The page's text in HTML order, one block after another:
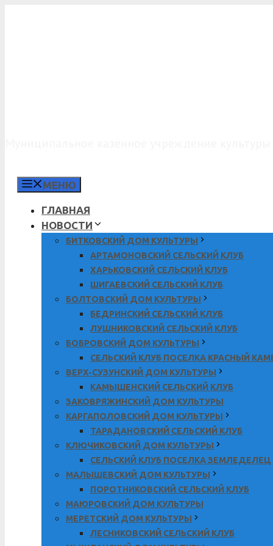
МЕНЮ
ГЛАВНАЯ
НОВОСТИ
БИТКОВСКИЙ ДОМ КУЛЬТУРЫ
АРТАМОНОВСКИЙ СЕЛЬСКИЙ КЛУБ
ХАРЬКОВСКИЙ СЕЛЬСКИЙ КЛУБ
ШИГАЕВСКИЙ СЕЛЬСКИЙ КЛУБ
БОЛТОВСКИЙ ДОМ КУЛЬТУРЫ
БЕДРИНСКИЙ СЕЛЬСКИЙ КЛУБ
ЛУШНИКОВСКИЙ СЕЛЬСКИЙ КЛУБ
БОБРОВСКИЙ ДОМ КУЛЬТУРЫ
СЕЛЬСКИЙ КЛУБ ПОСЕЛКА КРАСНЫЙ
ВЕРХ-СУЗУНСКИЙ ДОМ КУЛЬТУРЫ
КАМЫШЕНСКИЙ СЕЛЬСКИЙ КЛУБ
ЗАКОВРЯЖИНСКИЙ ДОМ КУЛЬТУРЫ
КАРГАПОЛОВСКИЙ ДОМ КУЛЬТУРЫ
ТАРАДАНОВСКИЙ СЕЛЬСКИЙ КЛУБ
КЛЮЧИКОВСКИЙ ДОМ КУЛЬТУРЫ
СЕЛЬСКИЙ КЛУБ ПОСЕЛКА ЗЕМЛЕДЕЛЕЦ
МАЛЫШЕВСКИЙ ДОМ КУЛЬТУРЫ
ПОРОТНИКОВСКИЙ СЕЛЬСКИЙ КЛУБ
МАЮРОВСКИЙ ДОМ КУЛЬТУРЫ
МЕРЕТСКИЙ ДОМ КУЛЬТУРЫ
ЛЕСНИКОВСКИЙ СЕЛЬСКИЙ КЛУБ